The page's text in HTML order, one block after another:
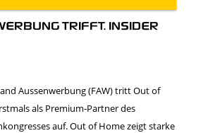
TRIFFT. INSIDER
Aussenwerbung (FAW) tritt Out of
als Premium-Partner des
auf. Out of Home zeigt starke